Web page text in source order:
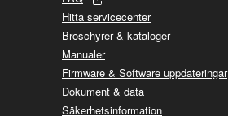
Hitta servicecenter
Broschyrer & kataloger
Manualer
Firmware & Software uppdateringar
Dokument & data
Säkerhetsinformation